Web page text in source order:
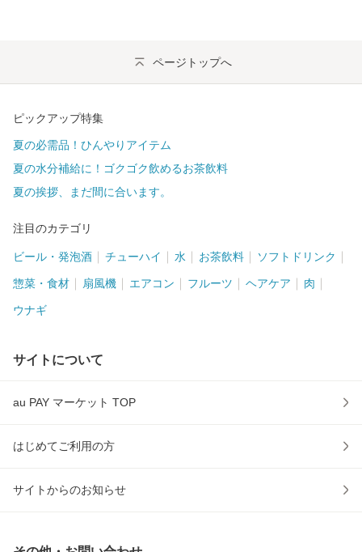
ページトップへ
ピックアップ特集
夏の必需品！ひんやりアイテム
夏の水分補給に！ゴクゴク飲めるお茶飲料
夏の挨拶、まだ間に合います。
注目のカテゴリ
ビール・発泡酒 チューハイ 水 お茶飲料 ソフトドリンク
惣菜・食材 扇風機 エアコン フルーツ ヘアケア 肉
ウナギ
サイトについて
au PAY マーケット TOP
はじめてご利用の方
サイトからのお知らせ